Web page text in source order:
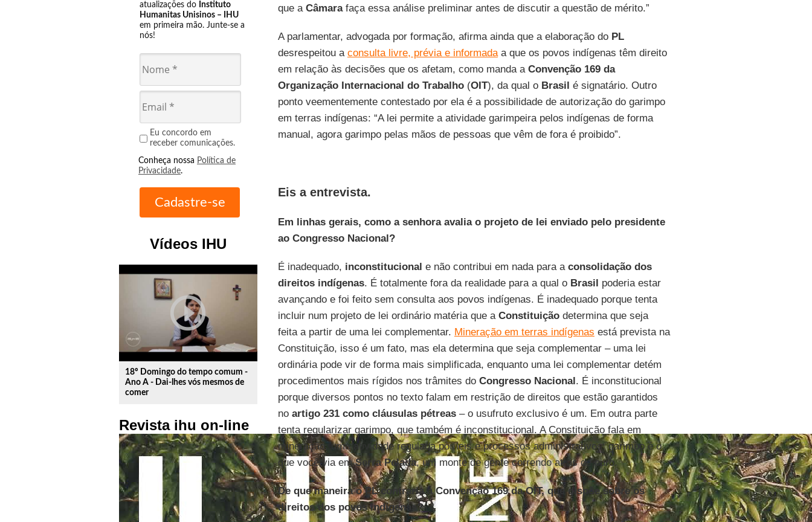
atualizações do Instituto
Humanitas Unisinos – IHU
em primeira mão. Junte-se a
nós!
Eu concordo em
receber comunicações.
Conheça nossa Política de
Privacidade.
Vídeos IHU
play_circle_outline
18º Domingo do tempo comum -
Ano A - Dai-lhes vós mesmos de
comer
Revista ihu on-line
que a Câmarafaça essa análise preliminar antes de discutir a questão de mérito.”
A parlamentar, advogada por formação, afirma ainda que a elaboração do PL
desrespeitou a consulta livre, prévia e informadaa que os povos indígenas têm direito
em relação às decisões que os afetam, como manda a Convenção 169 da
Organização Internacional do Trabalho(OIT), da qual o Brasil é signatário. Outro
ponto veementemente contestado por ela é a possibilidade de autorização do garimpo
em terras indígenas: “A lei permite a atividade garimpeira pelos indígenas de forma
manual, agora garimpo pelas mãos de pessoas que vêm de fora é proibido”.
Eis a entrevista.
Em linhas gerais, como a senhora avalia o projeto de lei enviado pelo presidente
ao Congresso Nacional?
É inadequado, inconstitucional e não contribui em nada para a consolidação dos
direitos indígenas. É totalmente fora da realidade para a qual o Brasil poderia estar
avançando e foi feito sem consulta aos povos indígenas. É inadequado porque tenta
incluir num projeto de lei ordinário matéria que a Constituiçãodetermina que seja
feita a partir de uma lei complementar. Mineração em terras indígenas está prevista na
Constituição, isso é um fato, mas ela determina que seja complementar – uma lei
ordinária pode vir de forma mais simplificada, enquanto uma lei complementar detém
procedimentos mais rígidos nos trâmites do Congresso Nacional. É inconstitucional
porque diversos pontos no texto falam em restrição de direitos que estão garantidos
no artigo 231 como cláusulas pétreas– o usufruto exclusivo é um. Em outra parte
tenta regularizar garimpo, que também é inconstitucional. A Constituição fala em
mineração, uma atividade regulada por leis e processos administrativos; garimpo é o
que você via emSerra Pelada, um monte de gente correndo atrás de ouro.
De que maneira o PL contraria a Convenção 169 da OIT, que dispõe sobre os
direitos dos povos indígenas?